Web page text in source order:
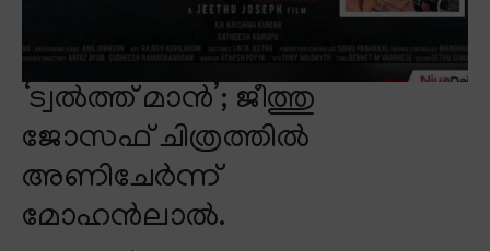
‘ട്വൽത്ത് മാൻ’; ജീത്തു
ജോസഫ് ചിത്രത്തിൽ
അണിചേർന്ന്
മോഹൻലാൽ.